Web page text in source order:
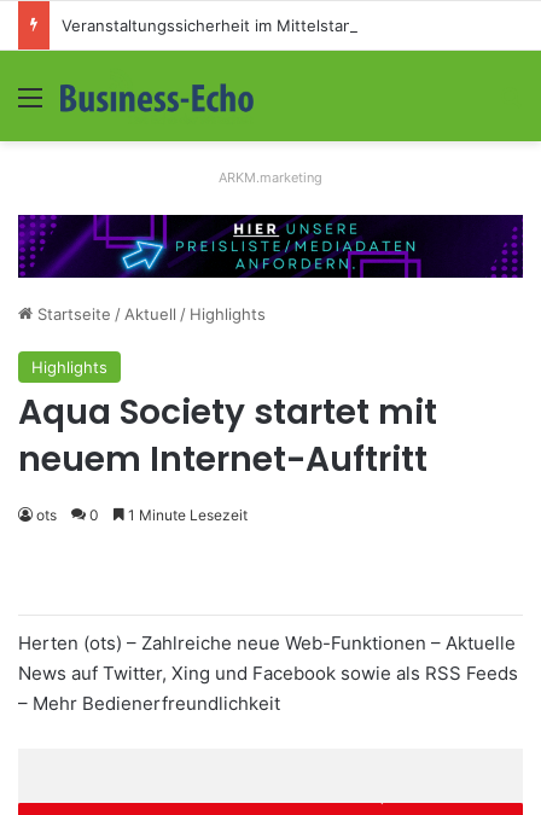
Menü
ARKM.marketing
Startseite / Aktuell / Highlights
Highlights
Aqua Society startet mit
neuem Internet-Auftritt
ots 0 1 Minute Lesezeit
Herten (ots) – Zahlreiche neue Web-Funktionen – Aktuelle
News auf Twitter, Xing und Facebook sowie als RSS Feeds
– Mehr Bedienerfreundlichkeit